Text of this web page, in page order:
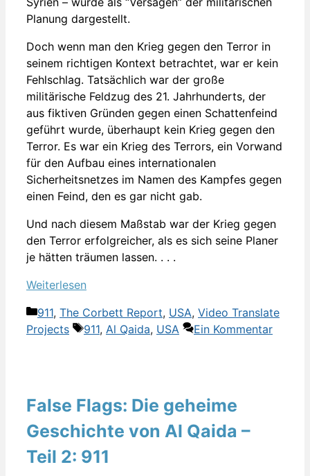
Planung dargestellt.
Doch wenn man den Krieg gegen den Terror in
seinem richtigen Kontext betrachtet, war er kein
Fehlschlag. Tatsächlich war der große
militärische Feldzug des 21. Jahrhunderts, der
aus fiktiven Gründen gegen einen Schattenfeind
geführt wurde, überhaupt kein Krieg gegen den
Terror. Es war ein Krieg des Terrors, ein Vorwand
für den Aufbau eines internationalen
Sicherheitsnetzes im Namen des Kampfes gegen
einen Feind, den es gar nicht gab.
Und nach diesem Maßstab war der Krieg gegen
den Terror erfolgreicher, als es sich seine Planer
je hätten träumen lassen. . . .
Weiterlesen
Kategorien
911, The Corbett Report, USA, Video Translate
Projects
Schlagwörter
911, Al Qaida, USA Ein Kommentar
False Flags: Die geheime
Geschichte von Al Qaida –
Teil 2: 911